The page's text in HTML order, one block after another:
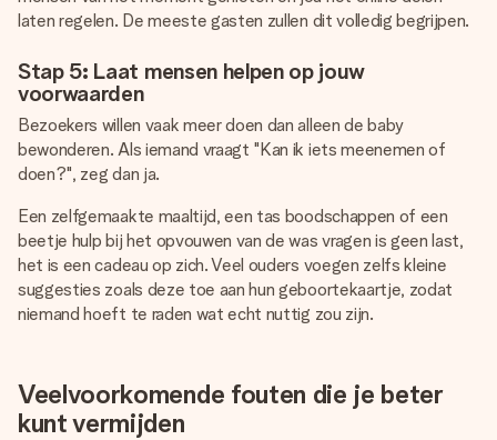
laten regelen. De meeste gasten zullen dit volledig begrijpen.
Stap 5: Laat mensen helpen op jouw
voorwaarden
Bezoekers willen vaak meer doen dan alleen de baby
bewonderen. Als iemand vraagt "Kan ik iets meenemen of
doen?", zeg dan ja.
Een zelfgemaakte maaltijd, een tas boodschappen of een
beetje hulp bij het opvouwen van de was vragen is geen last,
het is een cadeau op zich. Veel ouders voegen zelfs kleine
suggesties zoals deze toe aan hun geboortekaartje, zodat
niemand hoeft te raden wat echt nuttig zou zijn.
Veelvoorkomende fouten die je beter
kunt vermijden